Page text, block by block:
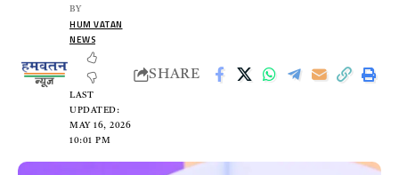
LAST
UPDATED:
MAY 16, 2026
10:01 PM
BY
HUM VATAN
NEWS
SHARE